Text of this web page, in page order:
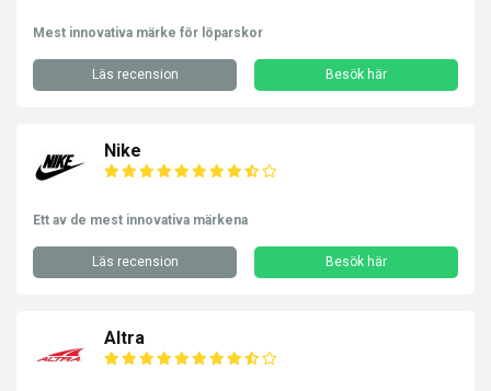
Mest innovativa märke för löparskor
Läs recension Besök här
Nike
Ett av de mest innovativa märkena
Läs recension Besök här
Altra